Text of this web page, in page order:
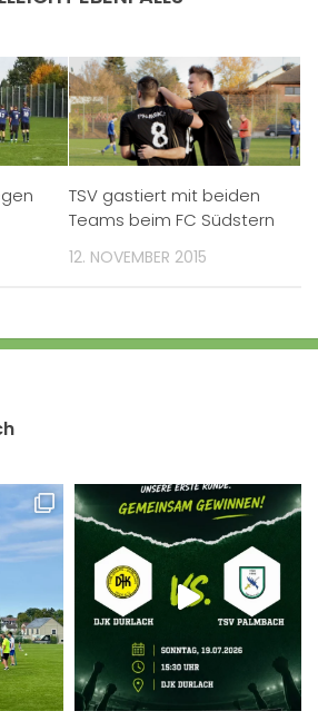
TSV gastiert mit beiden
Teams beim FC Südstern
12. NOVEMBER 2015